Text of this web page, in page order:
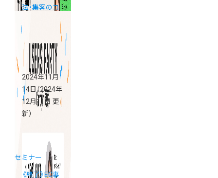
法・集客のコ
2024年11月
14日 （2024年
12月11日 更
新）
セミナー
《終了》EC事